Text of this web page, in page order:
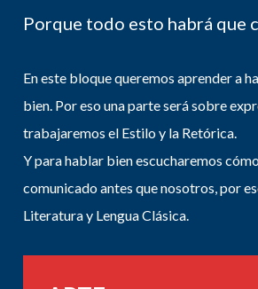
Porque todo esto habrá que
En este bloque queremos aprender a
bien. Por eso una parte será sobre
trabajaremos el Estilo y la Retórica.
Y para hablar bien escucharemos
comunicado antes que nosotros, por
Literatura y Lengua Clásica.